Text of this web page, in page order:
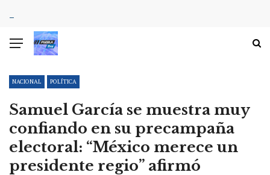
NACIONAL POLÍTICA
Samuel García se muestra muy
confiando en su precampaña
electoral: “México merece un
presidente regio” afirmó